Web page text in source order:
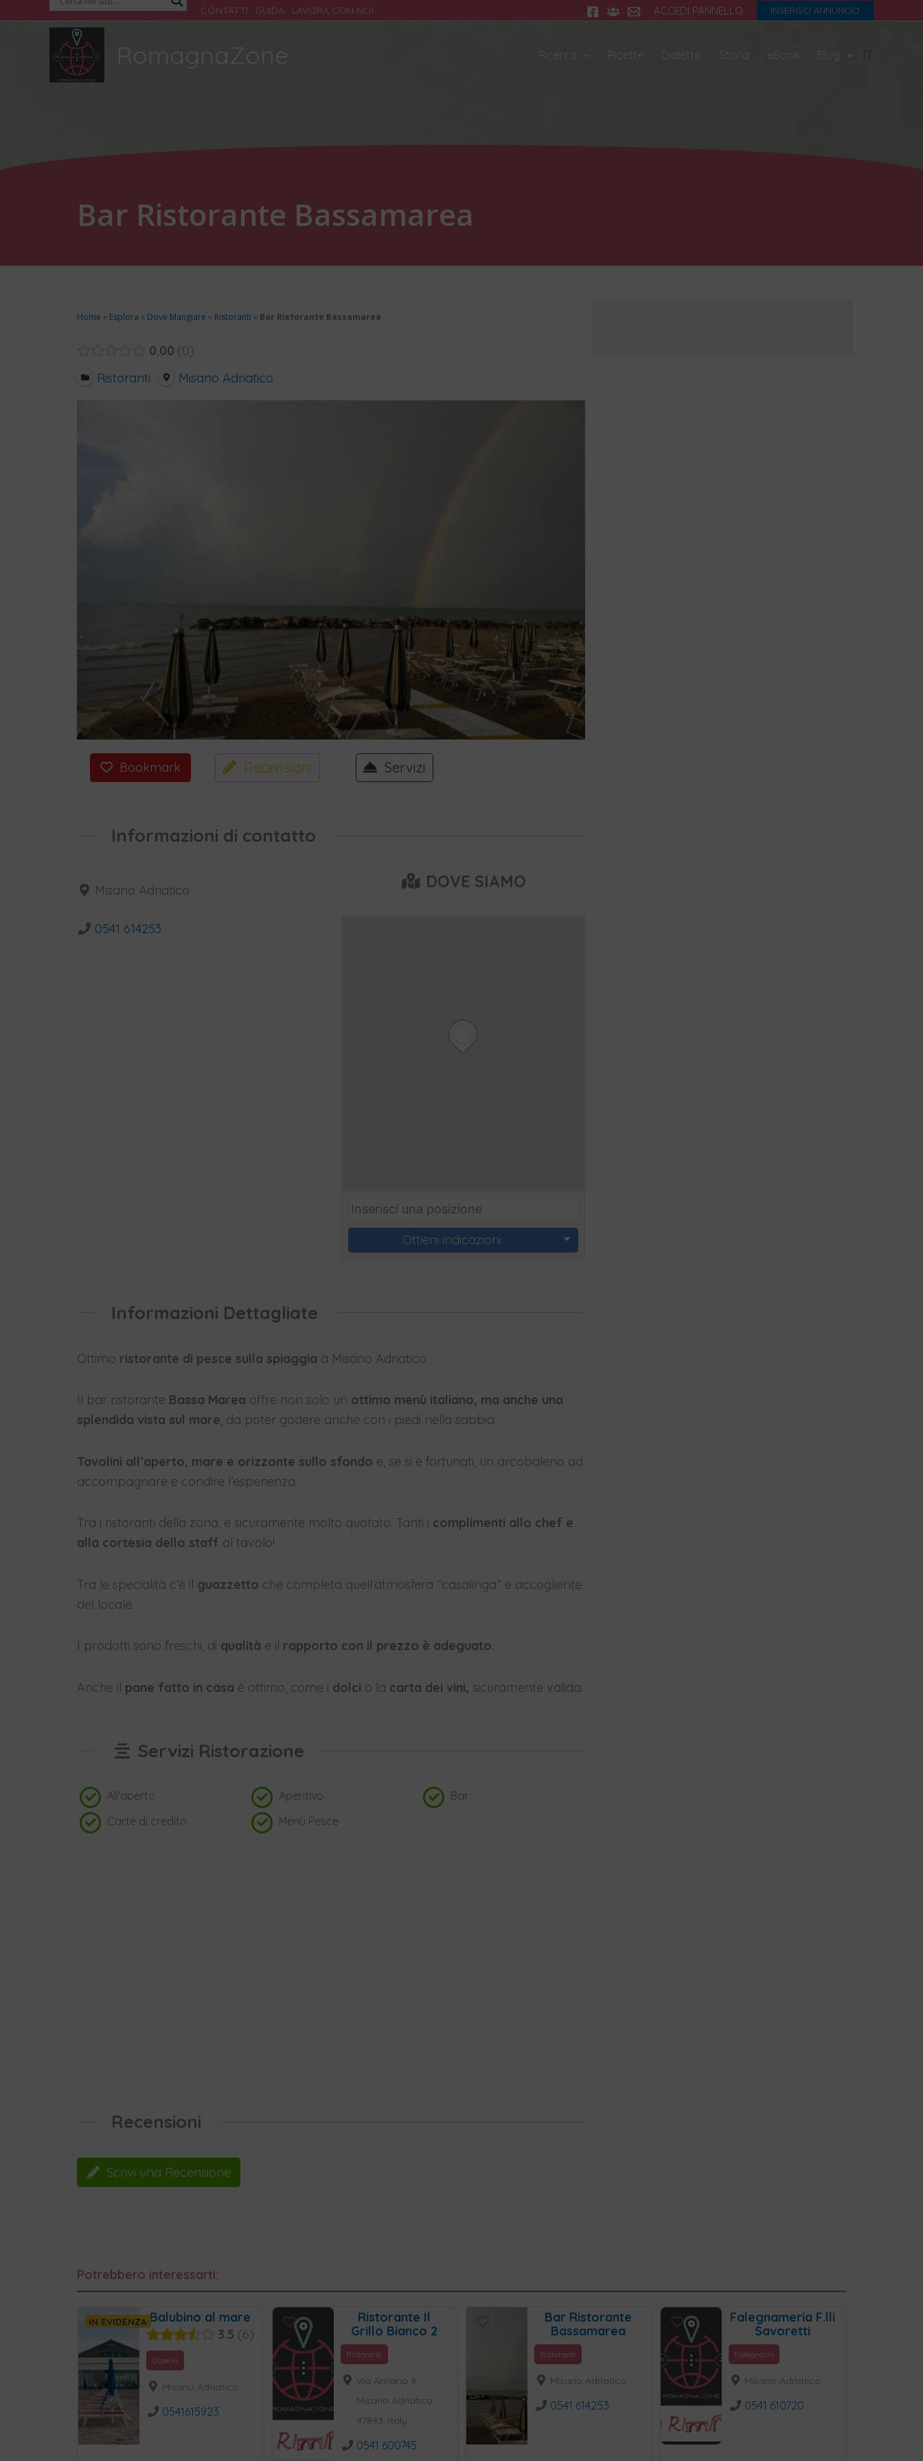
contenuto
CONTATTI GUIDA LAVORA CON NOI ACCEDI PANNELLO INSERISCI ANNUNCIO
RomagnaZone Ricerca Ricette Dialetto Storia eBook Blog IT
Bar Ristorante Bassamarea
Home » Esplora » Dove Mangiare » Ristoranti » Bar Ristorante Bassamarea
0.00 0
Ristoranti
Misano Adriatico
Bookmark Recensioni Servizi
Informazioni di contatto
Misano Adriatico
0541 614253
DOVE SIAMO
Ottieni indicazioni
Informazioni Dettagliate
Ottimo ristorante di pesce sulla spiaggia a Misano Adriatico.
Il bar ristorante Bassa Marea offre non solo un ottimo menù italiano, ma anche una
splendida vista sul mare, da poter godere anche con i piedi nella sabbia.
Tavolini all’aperto, mare e orizzonte sullo sfondo e, se si è fortunati, un arcobaleno ad
accompagnare e condire l’esperienza.
Tra i ristoranti della zona, è sicuramente molto quotato. Tanti i complimenti allo chef e
alla cortesia dello staff al tavolo!
Tra le specialità c’è il guazzetto che completa quell’atmosfera “casalinga” e accogliente
del locale.
I prodotti sono freschi, di qualità e il rapporto con il prezzo è adeguato.
Anche il pane fatto in casa è ottimo, come i dolci o la carta dei vini, sicuramente valida.
Servizi Ristorazione
All'aperto Aperitivo
Bar
Carte di credito
Menù Pesce
Recensioni
Scrivi una Recensione
Potrebbero interessarti:
Balubino al mare
3.5
6
Osteria
Misano Adriatico
0541615923
IN EVIDENZA
Ristorante Il
Grillo Bianco 2
Ristoranti
Via Arsiano 9 ,
Misano Adriatico
47843, Italy
0541 600745
Bar Ristorante
Bassamarea
Ristoranti
Misano Adriatico
0541 614253
Falegnameria F.lli
Savoretti
Falegnami
Misano Adriatico
0541 610720